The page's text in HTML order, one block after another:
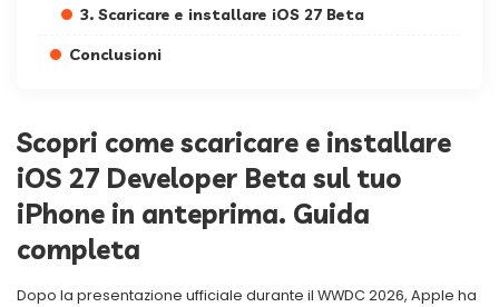
3. Scaricare e installare iOS 27 Beta
Conclusioni
Scopri come scaricare e installare
iOS 27 Developer Beta sul tuo
iPhone in anteprima. Guida
completa
Dopo la presentazione ufficiale durante il WWDC 2026, Apple ha